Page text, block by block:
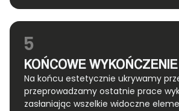
5
KOŃCOWE WYKOŃCZENIE
Na końcu estetycznie ukrywamy
przeprowadzamy ostatnie prace
zasłaniając wszelkie widoczne